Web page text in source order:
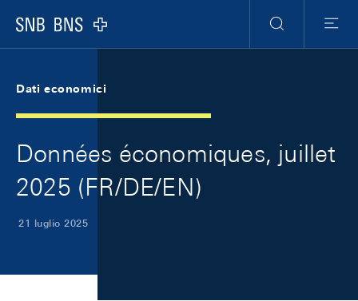
Logo
Ricerca
Menu
Dati economici
Données économiques, juillet
2025 (FR/DE/EN)
21 luglio 2025